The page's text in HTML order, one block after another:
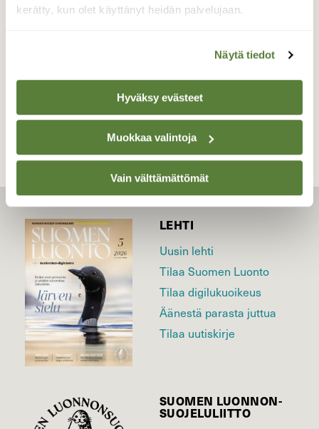
kerätty, kun olet käyttänyt heidän palvelujaan.
Näytä tiedot
Hyväksy evästeet
Muokkaa valintoja
Vain välttämättömät
Valokuvaaja: Liisa Niiva-Korpela, Taipalsaari, Vitsai
TAKAISIN LISTAAN
LEHTI
Uusin lehti
Tilaa Suomen Luonto
Tilaa digilukuoikeus
Äänestä parasta juttua
Tilaa uutiskirje
SUOMEN LUONNON­
SUOJELU­LIITTO